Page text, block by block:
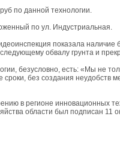
по данной технологии.
по ул. Индустриальная.
показала наличие
обвалу грунта и
безусловно, есть: «Мы не
сроки, без создания
в регионе инновационных
области был подписан 11